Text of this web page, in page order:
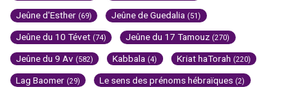
Jeûne d'Esther (69) Jeûne de Guedalia (51)
Jeûne du 10 Tévet (74) Jeûne du 17 Tamouz (270)
Jeûne du 9 Av (582) Kabbala (4) Kriat haTorah (220)
Lag Baomer (29) Le sens des prénoms hébraïques (2)